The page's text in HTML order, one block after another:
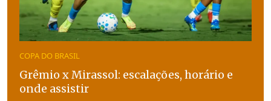
COPA DO BRASIL
Grêmio x Mirassol: escalações, horário e
onde assistir